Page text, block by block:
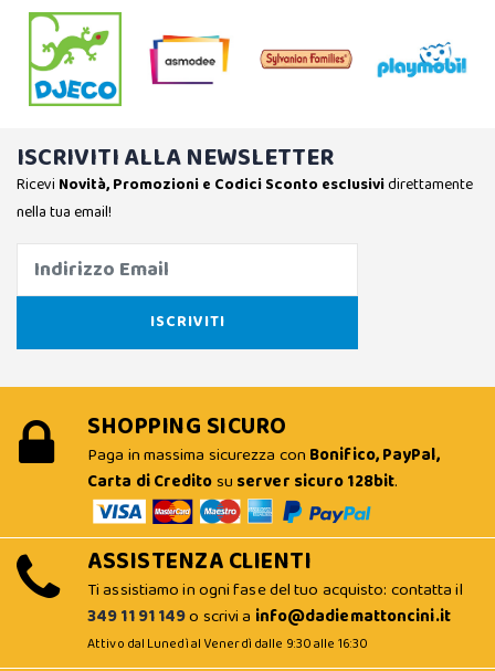
ISCRIVITI ALLA NEWSLETTER
Ricevi Novità, Promozioni e Codici Sconto esclusividirettamente
nella tua email!
SHOPPING SICURO
Paga in massima sicurezza con Bonifico, PayPal,
Carta di Creditosu server sicuro 128bit.
ASSISTENZA CLIENTI
Ti assistiamo in ogni fase del tuo acquisto: contatta il
349 11 91 149o scrivi a info@dadiemattoncini.it
Attivo dal Lunedì al Venerdì dalle 9:30 alle 16:30